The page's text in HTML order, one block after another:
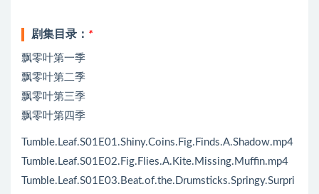
剧集目录： *
飘零叶第一季
飘零叶第二季
飘零叶第三季
飘零叶第四季
Tumble.Leaf.S01E01.Shiny.Coins.Fig.Finds.A.Shadow.mp4
Tumble.Leaf.S01E02.Fig.Flies.A.Kite.Missing.Muffin.mp4
Tumble.Leaf.S01E03.Beat.of.the.Drumsticks.Springy.Surpri